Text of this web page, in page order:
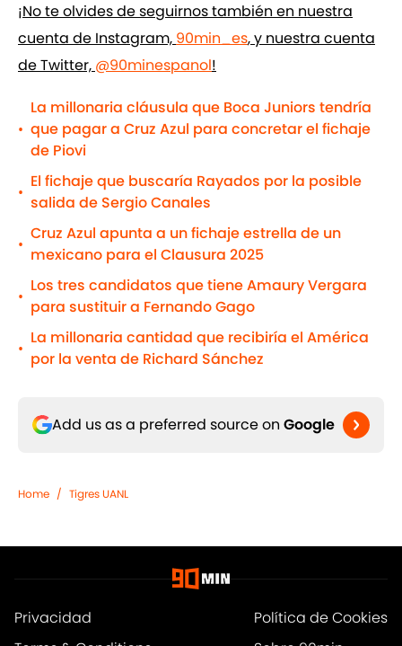
¡No te olvides de seguirnos también en nuestra
cuenta de Instagram, 90min_es, y nuestra cuenta
de Twitter, @90minespanol!
•
La millonaria cláusula que Boca Juniors tendría
que pagar a Cruz Azul para concretar el fichaje
de Piovi
•
El fichaje que buscaría Rayados por la posible
salida de Sergio Canales
•
Cruz Azul apunta a un fichaje estrella de un
mexicano para el Clausura 2025
•
Los tres candidatos que tiene Amaury Vergara
para sustituir a Fernando Gago
•
La millonaria cantidad que recibiría el América
por la venta de Richard Sánchez
Add us as a preferred source on Google
Home / Tigres UANL
Privacidad
Política de Cookies